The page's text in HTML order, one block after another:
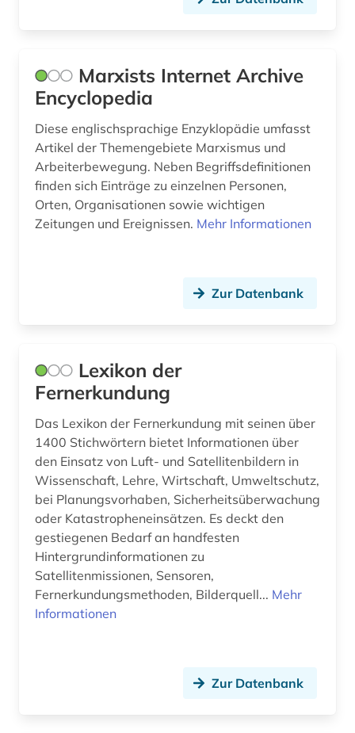
Marxists Internet Archive
Encyclopedia
Diese englischsprachige Enzyklopädie umfasst
Artikel der Themengebiete Marxismus und
Arbeiterbewegung. Neben Begriffsdefinitionen
finden sich Einträge zu einzelnen Personen,
Orten, Organisationen sowie wichtigen
Zeitungen und Ereignissen. Mehr Informationen
Zur Datenbank
Lexikon der
Fernerkundung
Das Lexikon der Fernerkundung mit seinen über
1400 Stichwörtern bietet Informationen über
den Einsatz von Luft- und Satellitenbildern in
Wissenschaft, Lehre, Wirtschaft, Umweltschutz,
bei Planungsvorhaben, Sicherheitsüberwachung
oder Katastropheneinsätzen. Es deckt den
gestiegenen Bedarf an handfesten
Hintergrundinformationen zu
Satellitenmissionen, Sensoren,
Fernerkundungsmethoden, Bilderquell... Mehr
Informationen
Zur Datenbank